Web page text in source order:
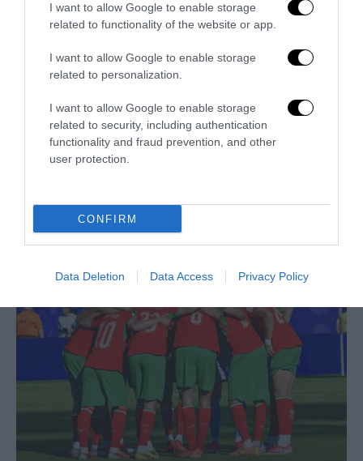
I want to allow Google to enable storage
related to functionality of the website or app.
I want to allow Google to enable storage
related to personalization.
I want to allow Google to enable storage
related to security, including authentication
functionality and fraud prevention, and other
user protection.
CONFIRM
Data Deletion Data Access Privacy Policy
Trump e Infantino: oltre l’ultimo Mondiale dell’umanità
9 Luglio 2026